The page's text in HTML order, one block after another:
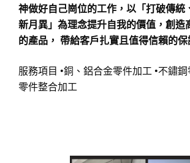
神做好自己崗位的工作，以「打破傳統
新月異」為理念提升自我的價值，創造
的產品， 帶給客戶扎實且值得信賴的保
服務項目 •銅、鋁合金零件加工 •不鏽
零件整合加工